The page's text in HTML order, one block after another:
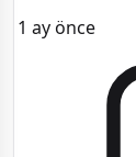
1 ay önce